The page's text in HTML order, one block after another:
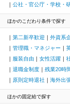
公社・官公庁・学校・
ほかのこだわり条件で探す
第二新卒歓迎 外資系
管理職・マネジャー
服装自由
女性活躍
退職金制度
残業20時
原則定時退社
海外出
ほかの固定給で探す